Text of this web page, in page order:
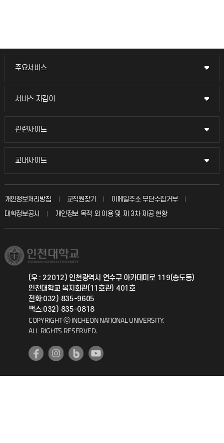
주요서비스
주요서비스
교무회의방송
입학안내
취업정보(학생)
서비스 지킴이
서비스 지킴이
묻고 답하기
칭찬마당
학생서비스 지킴이
관련사이트
관련사이트
국방헬프콜
총동문회
교내사이트
교내사이트
교수회
교육혁신본부
국제지원과
공자아카데미
기초교육원
개인정보처리방침 교직원찾기
이메일주소 무단수집거부
대학정보공시
개인정보 목적 외 이용 및 제 3차 제공 현황
(우 : 22012) 인천광역시 연수구 아카데미로 119(송도동)
인천대학교 복지회관(11호관) 401호
전화:032) 835-9605
팩스:032) 835-0818
COPYRIGHT ⓒ INCHEON NATIONAL UNIVERSITY.
ALL RIGHTS RESERVED.